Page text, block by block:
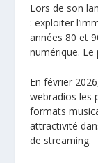
Lors de son
: exploiter
années 80 et
numérique. Le
En février
webradios les
formats
attractivité
de streaming.